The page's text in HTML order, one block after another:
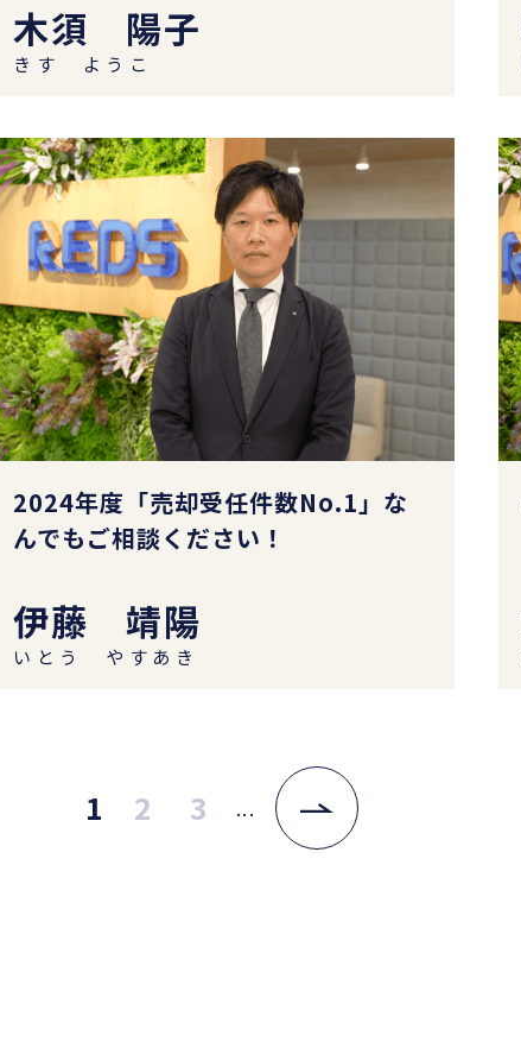
木須 陽子
きす ようこ
2024年度「売却受任件数No.1」な
んでもご相談ください！
伊藤 靖陽
いとう やすあき
1 2 3 ...